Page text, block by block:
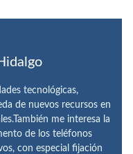
tecnológicas,
de nuevos recursos en
me interesa la
de los teléfonos
con especial fijación